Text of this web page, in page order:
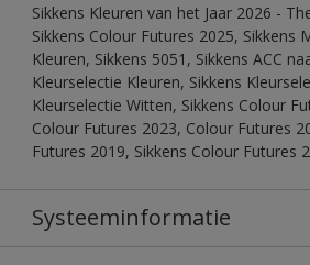
Sikkens Kleuren van het Jaar 2026 -
Sikkens Colour Futures 2025, Sikkens
Kleuren, Sikkens 5051, Sikkens ACC
Kleurselectie Kleuren, Sikkens
Kleurselectie Witten, Sikkens Colour
Colour Futures 2023, Colour Futures
Futures 2019, Sikkens Colour Futures
Systeeminformatie